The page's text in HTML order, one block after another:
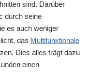
sind. Darüber
durch seine
es auch weniger
das Multifunktionale
Dies alles trägt dazu
einen